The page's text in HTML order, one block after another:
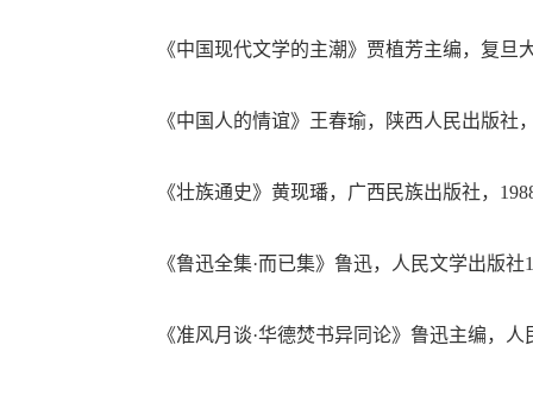
《中国现代文学的主潮》贾植芳主编，复旦
《中国人的情谊》王春瑜，陕西人民出版社
《壮族通史》黄现璠，广西民族出版社，
《鲁迅全集·而已集》鲁迅，人民文学出版社
《准风月谈·华德焚书异同论》鲁迅主编，人